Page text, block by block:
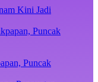
Kini Jadi
Puncak